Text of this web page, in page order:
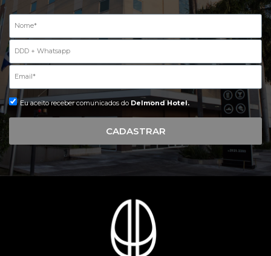
Eu aceito receber comunicados do Delmond Hotel.
CADASTRAR